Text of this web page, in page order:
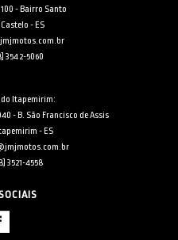
- Bairro Santo
- ES
3542-5060
do Itapemirim:
- B. São Francisco de Assis
- ES
3521-4558